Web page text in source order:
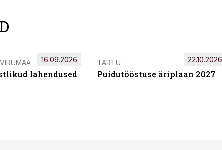
lahendused
16.09.2026 TARTU
Puidutööstuse äriplaan 2027
22.10.2026